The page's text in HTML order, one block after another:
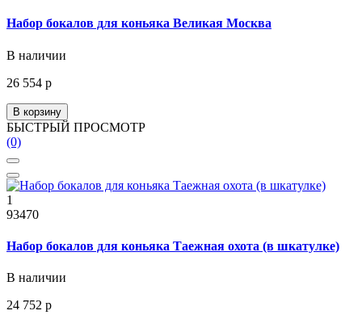
Набор бокалов для коньяка Великая Москва
В наличии
26 554 р
В корзину
БЫСТРЫЙ ПРОСМОТР
(0)
1
93470
Набор бокалов для коньяка Таежная охота (в шкатулке)
В наличии
24 752 р